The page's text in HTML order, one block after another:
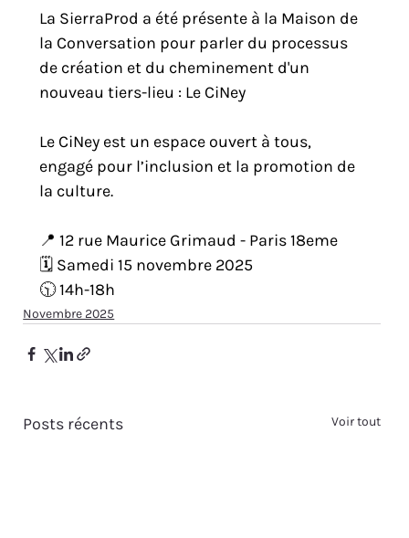
La SierraProd a été présente à la Maison de
la Conversation pour parler du processus
de création et du cheminement d'un
nouveau tiers-lieu : Le CiNey
Le CiNey est un espace ouvert à tous,
engagé pour l’inclusion et la promotion de
la culture.
📍 12 rue Maurice Grimaud - Paris 18eme
🗓️ Samedi 15 novembre 2025
🕥 14h-18h
Novembre 2025
Posts récents Voir tout